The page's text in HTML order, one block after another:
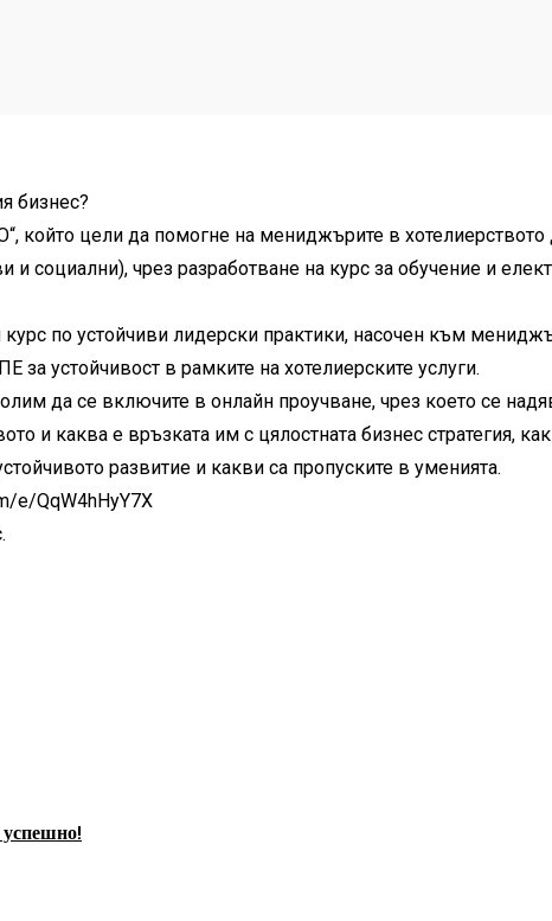
бизнес?
който цели да помогне на мениджърите в
и социални), чрез разработване на курс за обучение и
курс по устойчиви лидерски практики, насочен към
за устойчивост в рамките на хотелиерските услуги.
да се включите в онлайн проучване, чрез което се
и каква е връзката им с цялостната бизнес стратегия,
развитие и какви са пропуските в уменията.
e/QqW4hHyY7X